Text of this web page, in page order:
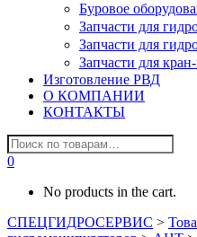
Буровое
Запчасти для
Запчасти для
Запчасти для
Изготовление РВД
О КОМПАНИИ
КОНТАКТЫ
0
No products in the cart.
СПЕЦГИДРОСЕРВИС >